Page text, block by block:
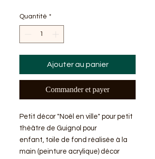
Quantité *
Ajouter au panier
Commander et payer
Petit décor "Noël en ville" pour petit
théâtre de Guignol pour
enfant, toile de fond réalisée à la
main (peinture acrylique) décor